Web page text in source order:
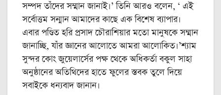
সম্পদ তাঁদের সম্মান জানাই।’ তিনি আরও বলেন, ‘ এই
সর্বোত্তম সন্মান আমাদের কাছে এক বিশেষ ব্যাপার।
এবার পণ্ডিত হরি প্রসাদ চৌরাশিয়ার মতো মানুষকে সম্মান
জানাচ্ছি, যাঁর জ্ঞানের আলোতে আমরা আলোকিত।’শ্যাম
সুন্দর কোং জুয়েলার্সের পক্ষ থেকে অধিকর্তা বকুল সাহা
অনুষ্ঠানের অতিথিদের হাতে ফুলের স্তবক তুলে দিয়ে
সবাইকে ধন্যবাদ জানান।